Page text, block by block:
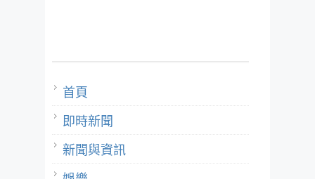
首頁
即時新聞
新聞與資訊